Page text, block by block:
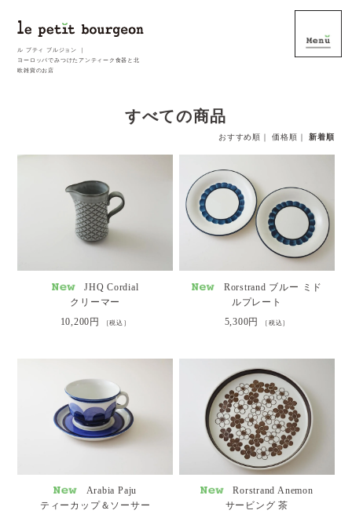
ル プティ ブルジョン ｜
ヨーロッパでみつけたアンティーク食器と北
欧雑貨のお店
すべての商品
おすすめ順 ｜価格順 ｜新着順
JHQ Cordial
クリーマー
10,200円 ［税込］
Rorstrand ブルー ミド
ルプレート
5,300円 ［税込］
Arabia Paju
ティーカップ＆ソーサー
Rorstrand Anemon
サービング 茶